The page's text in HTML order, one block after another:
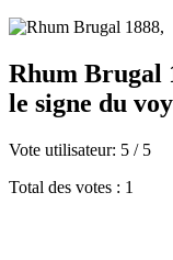
Rhum Brugal
le signe du
Vote utilisateur: 5 / 5
Total des votes : 1